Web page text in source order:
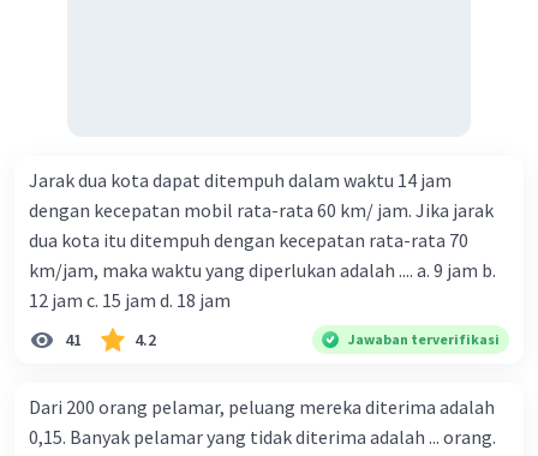
Jarak dua kota dapat ditempuh dalam waktu 14 jam
dengan kecepatan mobil rata-rata 60 km/ jam. Jika jarak
dua kota itu ditempuh dengan kecepatan rata-rata 70
km/jam, maka waktu yang diperlukan adalah .... a. 9 jam b.
12 jam c. 15 jam d. 18 jam
41 4.2 Jawaban terverifikasi
Dari 200 orang pelamar, peluang mereka diterima adalah
0,15. Banyak pelamar yang tidak diterima adalah ... orang.